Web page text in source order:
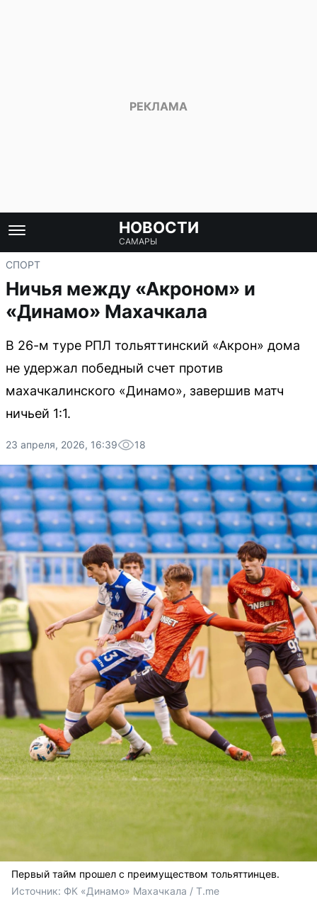
НОВОСТИ
САМАРЫ
СПОРТ
Ничья между «Акроном» и
«Динамо» Махачкала
В 26-м туре РПЛ тольяттинский «Акрон» дома
не удержал победный счет против
махачкалинского «Динамо», завершив матч
ничьей 1:1.
23 апреля, 2026, 16:39 18
Первый тайм прошел с преимуществом тольяттинцев.
Источник: ФК «Динамо» Махачкала / T.me